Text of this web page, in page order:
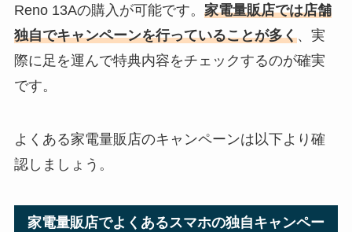
Reno 13Aの購入が可能です。 家電量販店では店舗
独自でキャンペーンを行っていることが多く、実
際に足を運んで特典内容をチェックするのが確実
です。
よくある家電量販店のキャンペーンは以下より確
認しましょう。
家電量販店でよくあるスマホの独自キャンペー